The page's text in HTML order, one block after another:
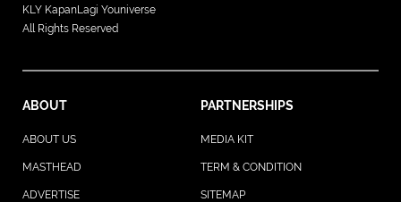
KLY KapanLagi Youniverse
All Rights Reserved
ABOUT PARTNERSHIPS
ABOUT US MEDIA KIT
MASTHEAD TERM & CONDITION
ADVERTISE
SITEMAP